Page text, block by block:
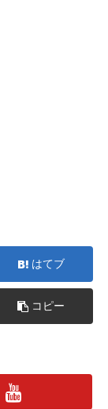
はてブ
コピー